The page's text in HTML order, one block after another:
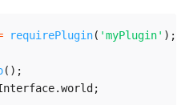
requirePlugin( 'myPlugin' ) ;
( ) ;
.world ;